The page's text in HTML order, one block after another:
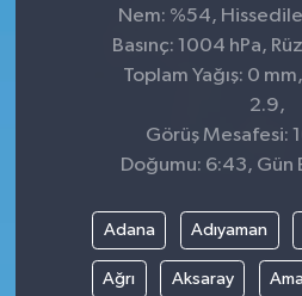
Nem: %54,
Basınç: 1004 hPa,
Toplam Yağış: 0
2.9,
Görüş Mesafesi:
Doğumu: 6:43, Gün
Adana Adıyaman
Ağrı Aksaray